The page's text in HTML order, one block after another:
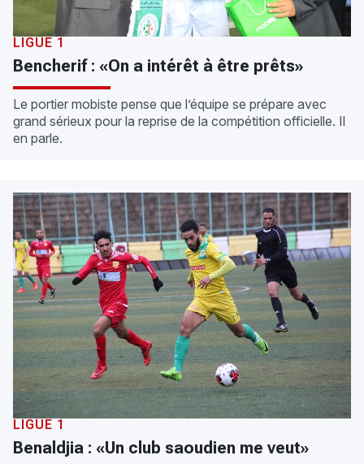
LIGUE 1
Bencherif : «On a intérêt à être prêts»
Le portier mobiste pense que l’équipe se prépare avec
grand sérieux pour la reprise de la compétition officielle. Il
en parle.
LIGUE 1
Benaldjia : «Un club saoudien me veut»